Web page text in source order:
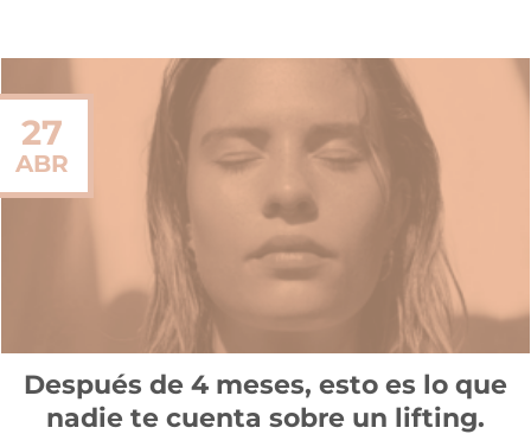
Después de 4 meses, esto es lo que
nadie te cuenta sobre un lifting.
27
ABR